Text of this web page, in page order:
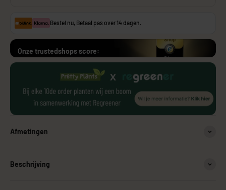
Bestel nu, Betaal pas over 14 dagen.
Onze trustedshops score:
Afmetingen
Beschrijving